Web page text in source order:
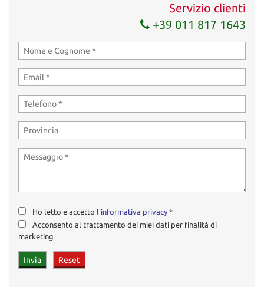
Servizio clienti
+39 011 817 1643
Ho letto e accetto l'informativa privacy *
Acconsento al trattamento dei miei dati per finalità di
marketing